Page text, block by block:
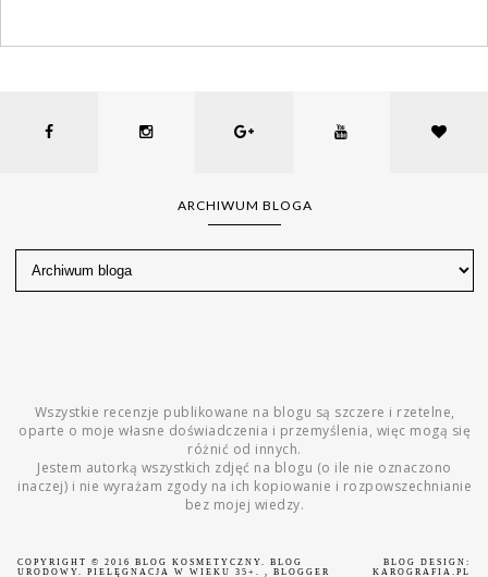
ARCHIWUM BLOGA
Wszystkie recenzje publikowane na blogu są szczere i rzetelne,
oparte o moje własne doświadczenia i przemyślenia, więc mogą się
różnić od innych.
Jestem autorką wszystkich zdjęć na blogu (o ile nie oznaczono
inaczej) i nie wyrażam zgody na ich kopiowanie i rozpowszechnianie
bez mojej wiedzy.
COPYRIGHT © 2016 BLOG KOSMETYCZNY. BLOG
URODOWY. PIELĘGNACJA W WIEKU 35+. , BLOGGER
BLOG DESIGN:
KAROGRAFIA.PL